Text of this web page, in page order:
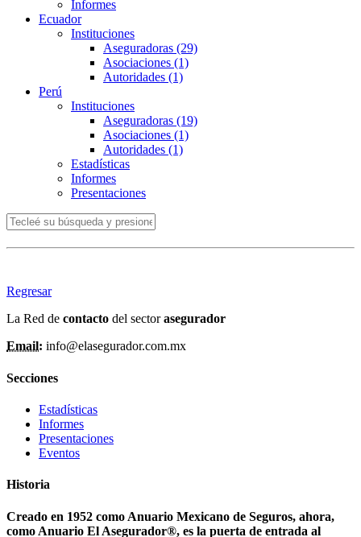
Informes
Ecuador
Instituciones
Aseguradoras (29)
Asociaciones (1)
Autoridades (1)
Perú
Instituciones
Aseguradoras (19)
Asociaciones (1)
Autoridades (1)
Estadísticas
Informes
Presentaciones
Regresar
La Red de contacto del sectorasegurador
Email: info@elasegurador.com.mx
Secciones
Estadísticas
Informes
Presentaciones
Eventos
Historia
Creado en 1952 como Anuario Mexicano de Seguros, ahora,
como Anuario El Asegurador®, es la puerta de entrada al